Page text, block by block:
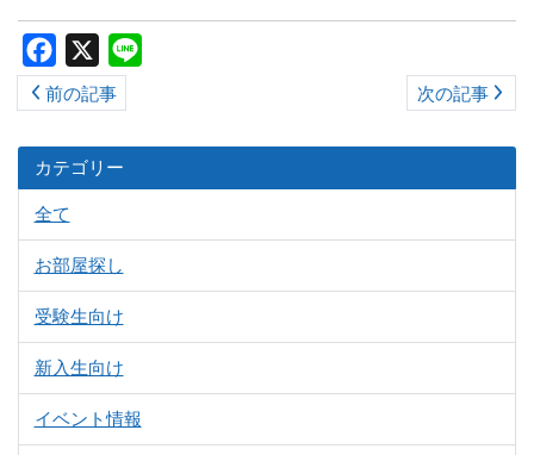
Facebook
前の記事 次の記事
カテゴリー
全て
お部屋探し
受験生向け
新入生向け
イベント情報